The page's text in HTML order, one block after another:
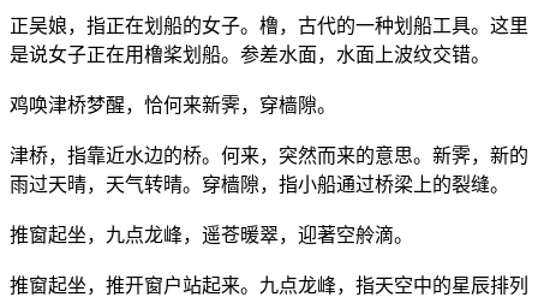
正吴娘，指正在划船的女子。橹，古代的一种划船工具。这里
是说女子正在用橹桨划船。参差水面，水面上波纹交错。
鸡唤津桥梦醒，恰何来新霁，穿樯隙。
津桥，指靠近水边的桥。何来，突然而来的意思。新霁，新的
雨过天晴，天气转晴。穿樯隙，指小船通过桥梁上的裂缝。
推窗起坐，九点龙峰，遥苍暖翠，迎著空舲滴。
推窗起坐，推开窗户站起来。九点龙峰，指天空中的星辰排列